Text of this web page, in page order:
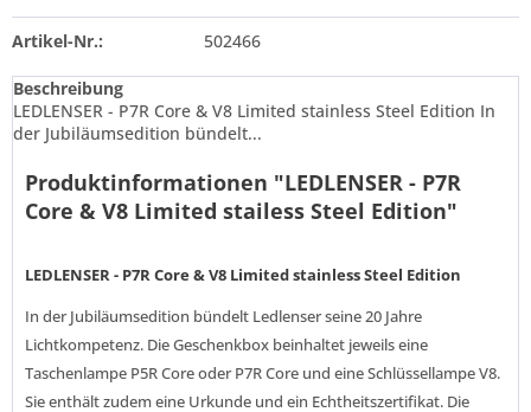
Artikel-Nr.: 502466
Beschreibung
LEDLENSER - P7R Core & V8 Limited stainless Steel Edition In
der Jubiläumsedition bündelt...
Produktinformationen "LEDLENSER - P7R
Core & V8 Limited stailess Steel Edition"
LEDLENSER - P7R Core & V8 Limited stainless Steel Edition
In der Jubiläumsedition bündelt Ledlenser seine 20 Jahre
Lichtkompetenz. Die Geschenkbox beinhaltet jeweils eine
Taschenlampe P5R Core oder P7R Core und eine Schlüssellampe V8.
Sie enthält zudem eine Urkunde und ein Echtheitszertifikat. Die